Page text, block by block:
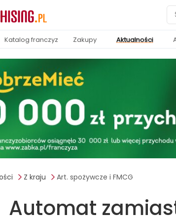
Katalog franczyz Zakupy Aktualności
Z kraju Art. spożywcze i FMCG
Automat